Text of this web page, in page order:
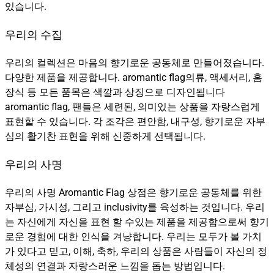
있습니다.
우리의 수집
우리의 컬렉션은 마음의 향기로운 공동체로 만들어졌습니다.
다양한 제품을 제공합니다. aromantic flag의류, 액세서리, 홈
장식 등 모든 품목은 색깔과 상징으로 디자인됩니다
aromantic flag, 팬들은 세련된, 의미있는 상품을 자랑스럽게
표현할 수 있습니다. 각 조각은 편안함, 내구성, 향기로운 자부
심의 활기찬 표현을 위해 신중하게 선택됩니다.
우리의 사명
우리의 사명 Aromantic Flag 상점은 향기로운 공동체를 위한
자부심, 가시성, 그리고 inclusivity를 육성하는 것입니다. 우리
는 자신에게 자신을 표현 할 수있는 제품을 제공함으로써 향기
로운 경험에 대한 인식을 겨냥합니다. 우리는 모두가 볼 가치
가 있다고 믿고, 이해, 축하, 우리의 상품은 사람들이 자신의 정
체성의 연결과 자랑스러운 느낌을 돕는 방법입니다.